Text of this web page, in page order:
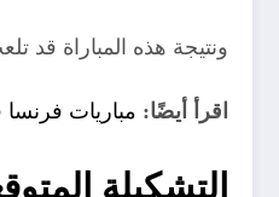
ونتيجة هذه المباراة قد
اقرأ أيضًا: مباريات فرنسا
التشكيلة